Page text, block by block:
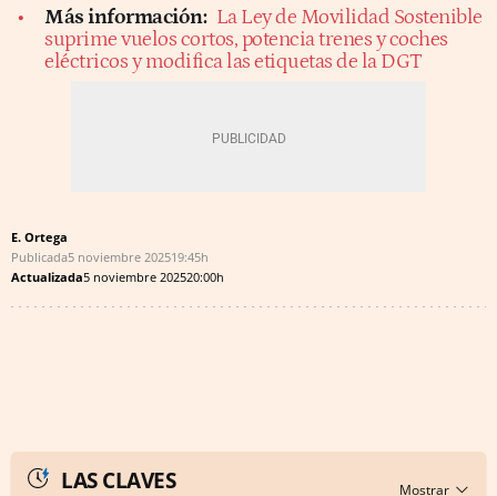
Más información: La Ley de Movilidad Sostenible
suprime vuelos cortos, potencia trenes y coches
eléctricos y modifica las etiquetas de la DGT
E. Ortega
Publicada5 noviembre 202519:45h
Actualizada5 noviembre 202520:00h
LAS CLAVES